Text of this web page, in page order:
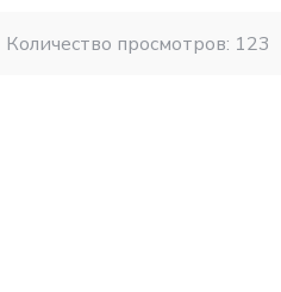
Количество просмотров: 123